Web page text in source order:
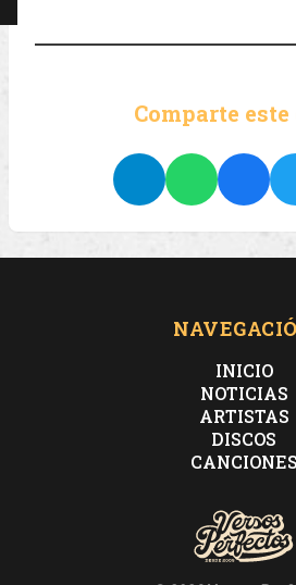
Comparte
INICIO
NOTICIAS
ARTISTAS
DISCOS
CANCIONES